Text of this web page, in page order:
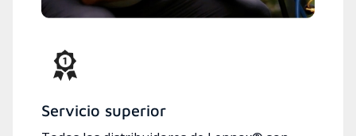
Servicio superior